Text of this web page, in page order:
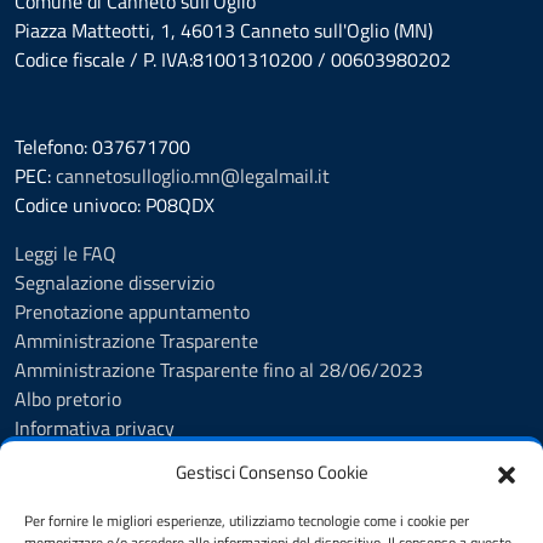
Gestisci Consenso Cookie
Per fornire le migliori esperienze, utilizziamo tecnologie come i cookie per
Piazza Matteotti, 1, 46013 Canneto sull'Oglio (MN)
Codice fiscale / P. IVA:81001310200 / 00603980202
Telefono: 037671700
PEC:cannetosulloglio.mn@legalmail.it
Codice univoco: P08QDX
Leggi le FAQ
Segnalazione disservizio
Prenotazione appuntamento
Amministrazione Trasparente
Amministrazione Trasparente fino al 28/06/2023
Albo pretorio
Informativa privacy
Feedback Accessibilità